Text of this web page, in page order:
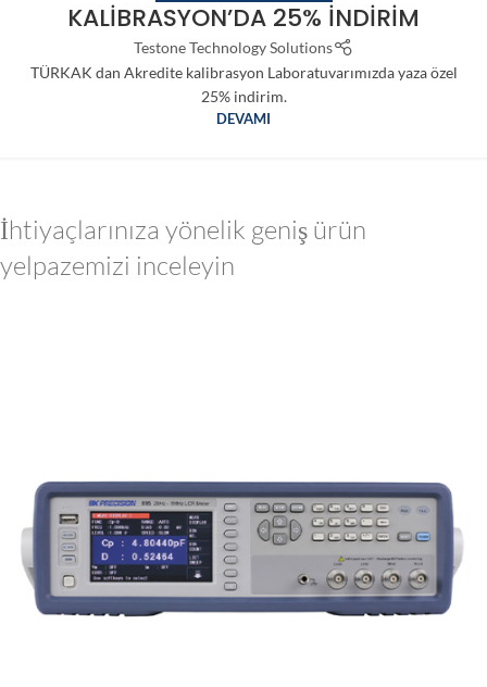
KALİBRASYON’DA 25% İNDİRİM
Testone Technology Solutions
TÜRKAK dan Akredite kalibrasyon Laboratuvarımızda yaza özel
25% indirim.
DEVAMI
İhtiyaçlarınıza yönelik geniş ürün
yelpazemizi inceleyin